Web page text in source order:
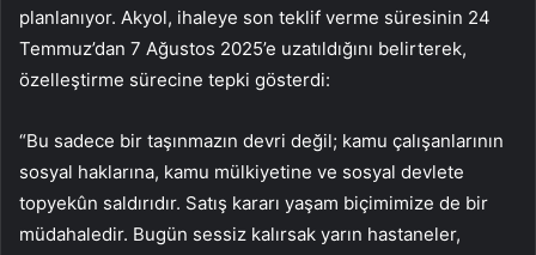
planlanıyor. Akyol, ihaleye son teklif verme süresinin 24
Temmuz’dan 7 Ağustos 2025’e uzatıldığını belirterek,
özelleştirme sürecine tepki gösterdi:
“Bu sadece bir taşınmazın devri değil; kamu çalışanlarının
sosyal haklarına, kamu mülkiyetine ve sosyal devlete
topyekûn saldırıdır. Satış kararı yaşam biçimimize de bir
müdahaledir. Bugün sessiz kalırsak yarın hastaneler,